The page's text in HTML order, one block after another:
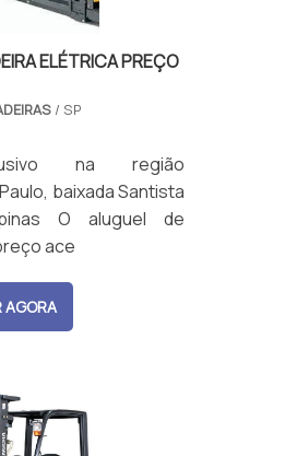
ELÉTRICA PREÇO
/ SP
na região
baixada Santista
O aluguel de
ace
AGORA